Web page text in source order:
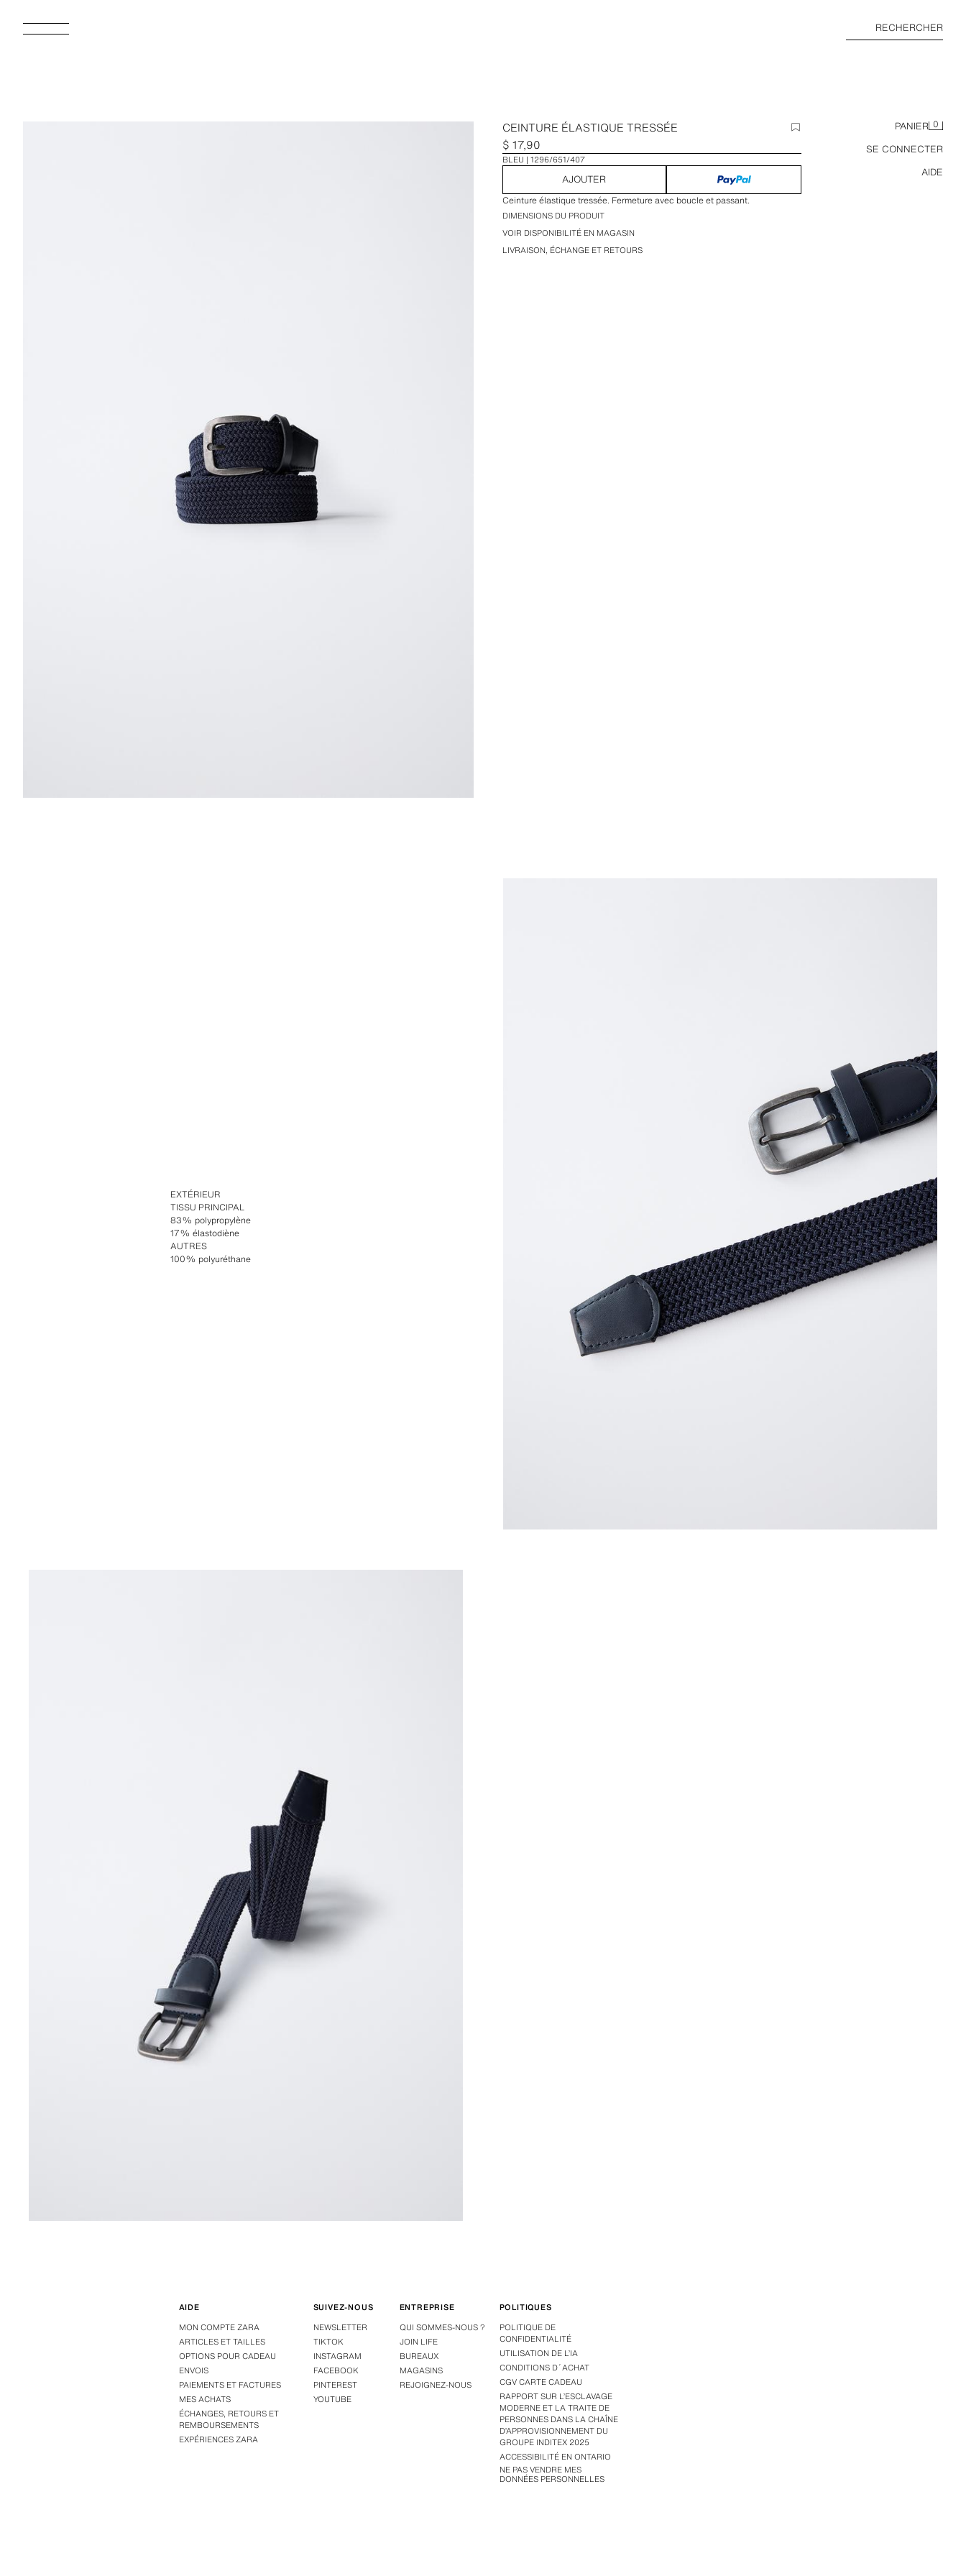
RECHERCHER
PANIER 0
SE CONNECTER
AIDE
CEINTURE ÉLASTIQUE TRESSÉE
$ 17,90
BLEU 1296/651/407
AJOUTER
Ceinture élastique tressée. Fermeture avec boucle et passant.
DIMENSIONS DU PRODUIT
VOIR DISPONIBILITÉ EN MAGASIN
LIVRAISON, ÉCHANGE ET RETOURS
EXTÉRIEUR
TISSU PRINCIPAL
83% polypropylène
17% élastodiène
AUTRES
100% polyuréthane
AIDE
MON COMPTE ZARA
ARTICLES ET TAILLES
OPTIONS POUR CADEAU
ENVOIS
PAIEMENTS ET FACTURES
MES ACHATS
ÉCHANGES, RETOURS ET
REMBOURSEMENTS
EXPÉRIENCES ZARA
SUIVEZ-NOUS
NEWSLETTER
TIKTOK
INSTAGRAM
FACEBOOK
PINTEREST
YOUTUBE
ENTREPRISE
QUI SOMMES-NOUS ?
JOIN LIFE
BUREAUX
MAGASINS
REJOIGNEZ-NOUS
POLITIQUES
POLITIQUE DE
CONFIDENTIALITÉ
UTILISATION DE L’IA
CONDITIONS D´ACHAT
CGV CARTE CADEAU
RAPPORT SUR L’ESCLAVAGE
MODERNE ET LA TRAITE DE
PERSONNES DANS LA CHAÎNE
D’APPROVISIONNEMENT DU
GROUPE INDITEX 2025
ACCESSIBILITÉ EN ONTARIO
NE PAS VENDRE MES
DONNÉES PERSONNELLES